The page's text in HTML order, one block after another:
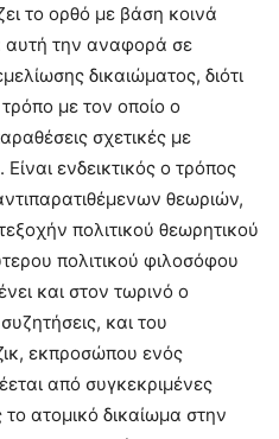
το ορθό με βάση κοινά
την αναφορά σε
δικαιώματος, διότι
με τον οποίο ο
σχετικές με
ενδεικτικός ο τρόπος
θεωριών,
πολιτικού θεωρητικού
πολιτικού φιλοσόφου
και στον τωρινό ο
και του
εκπροσώπου ενός
από συγκεκριμένες
ατομικό δικαίωμα στην